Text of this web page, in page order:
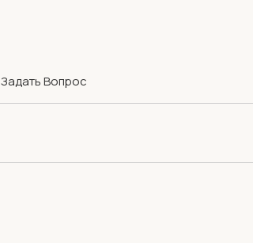
Задать Вопрос